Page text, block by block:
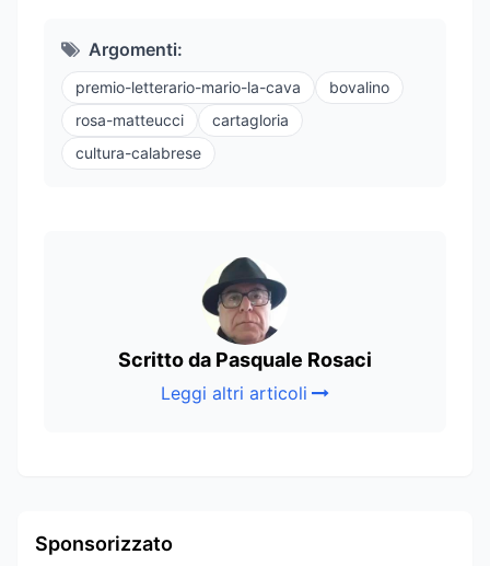
Argomenti:
premio-letterario-mario-la-cava
bovalino
rosa-matteucci
cartagloria
cultura-calabrese
Scritto da Pasquale Rosaci
Leggi altri articoli
Sponsorizzato